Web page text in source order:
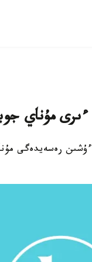
ءىرى مۇناي
ءۇشىن رەسەيدەگى